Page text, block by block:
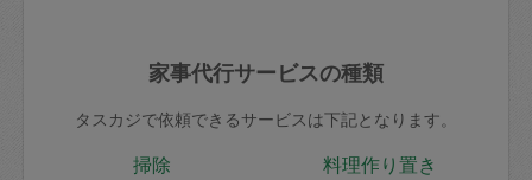
家事代行サービスの種類
タスカジで依頼できるサービスは下記となります。
掃除 料理作り置き